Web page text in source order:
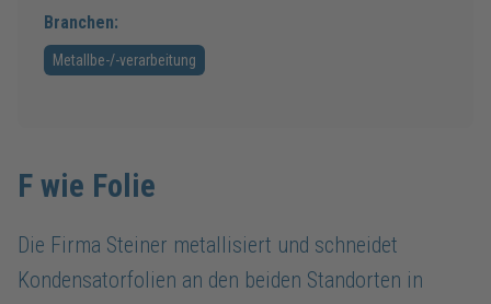
Branchen:
Metallbe-/-verarbeitung
F wie Folie
Die Firma Steiner metallisiert und schneidet
Kondensatorfolien an den beiden Standorten in